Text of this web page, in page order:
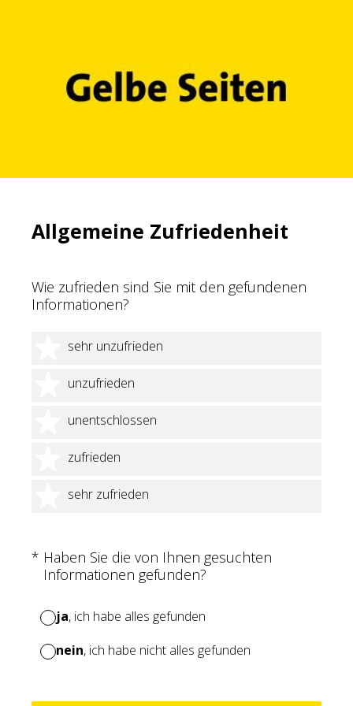
Allgemeine Zufriedenheit
Wie zufrieden sind Sie mit den gefundenen
Informationen?
sehr unzufrieden
1 Stern
unzufrieden
2 Sterne
unentschlossen
3 Sterne
zufrieden
4 Sterne
sehr zufrieden
5 Sterne
* Haben Sie die von Ihnen gesuchten
Informationen gefunden?
(Erforderlich.)
ja, ich habe alles gefunden
nein, ich habe nicht alles gefunden